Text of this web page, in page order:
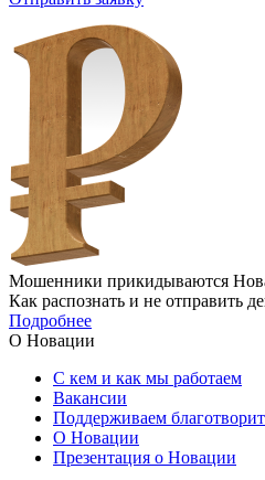
Мошенники прикидываются
Как распознать и не отправить
Подробнее
О Новации
С кем и как мы работаем
Вакансии
Поддерживаем
О Новации
Презентация о Новации